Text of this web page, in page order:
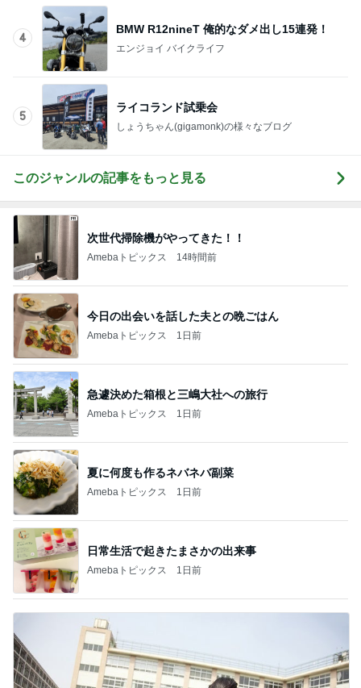
4
BMW R12nineT 俺的なダメ出し15連発！
エンジョイ バイクライフ
5
ライコランド試乗会
しょうちゃん(gigamonk)の様々なブログ
このジャンルの記事をもっと見る
次世代掃除機がやってきた！！
Amebaトピックス 14時間前
今日の出会いを話した夫との晩ごはん
Amebaトピックス 1日前
急遽決めた箱根と三嶋大社への旅行
Amebaトピックス 1日前
夏に何度も作るネバネバ副菜
Amebaトピックス 1日前
日常生活で起きたまさかの出来事
Amebaトピックス 1日前